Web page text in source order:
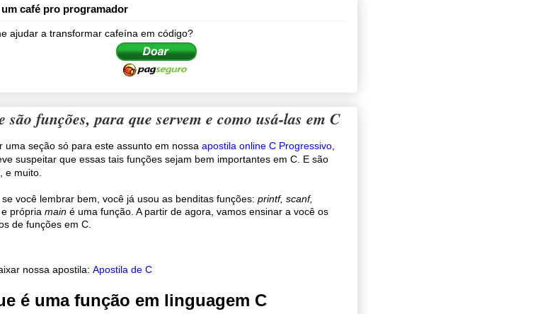
café pro programador
ajudar a transformar cafeína em código?
são funções, para que servem e como usá-las em C
uma seção só para este assunto em nossa apostila online C Progressivo
suspeitar que essas tais funções sejam bem importantes em C. E são
e muito.
se você lembrar bem, você já usou as benditas funções: printf, scanf,
e própria main é uma função. A partir de agora, vamos ensinar a você os
de funções em C.
nossa apostila: Apostila de C
é uma função em linguagem C